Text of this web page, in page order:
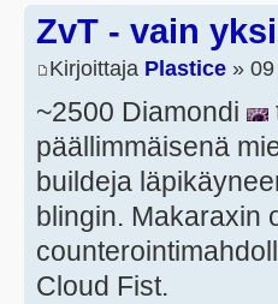
ZvT - vain
Kirjoittaja Plastice »
~2500 Diamondi
päällimmäisenä
buildeja
blingin. Makaraxin
Cloud Fist.